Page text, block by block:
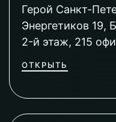
Герой Санкт-
Энергетиков 19,
2-й этаж, 215
ОТКРЫТЬ